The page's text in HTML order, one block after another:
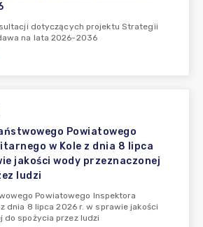
dotyczących projektu Strategii
na lata 2026-2036
Powiatowego
w Kole z dnia 8 lipca
jakości wody przeznaczonej
ludzi
Powiatowego Inspektora
dnia 8 lipca 2026 r. w sprawie jakości
do spożycia przez ludzi